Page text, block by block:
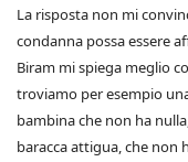
La risposta non mi
condanna possa essere
Biram mi spiega meglio
troviamo per esempio
bambina che non ha
baracca attigua, che non